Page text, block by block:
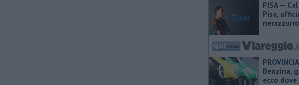
PISA —
Pisa,
nerazzurro
Benzina,
ecco